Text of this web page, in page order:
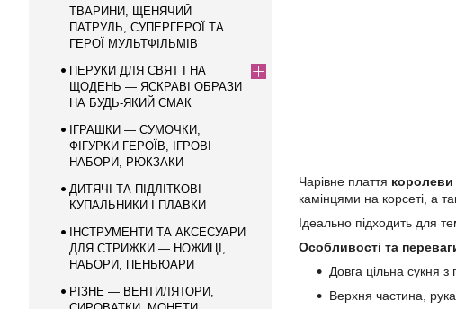
Чарівне плаття королеви
камінцями на корсеті, а
Ідеально підходить для
Особливості та
Довга цільна сукня
Верхня частина,
ТВАРИНИ, ЩЕНЯЧИЙ
ПАТРУЛЬ, СУПЕРГЕРОЇ ТА
ГЕРОЇ МУЛЬТФІЛЬМІВ
ПЕРУКИ ДЛЯ СВЯТ І НА
ЩОДЕНЬ — ЯСКРАВІ ОБРАЗИ
НА БУДЬ-ЯКИЙ СМАК
ІГРАШКИ — СУМОЧКИ,
ФІГУРКИ ГЕРОЇВ, ІГРОВІ
НАБОРИ, РЮКЗАКИ
ДИТЯЧІ ТА ПІДЛІТКОВІ
КУПАЛЬНИКИ І ПЛАВКИ
ІНСТРУМЕНТИ ТА АКСЕСУАРИ
ДЛЯ СТРИЖКИ — НОЖИЦІ,
НАБОРИ, ПЕНЬЮАРИ
РІЗНЕ — ВЕНТИЛЯТОРИ,